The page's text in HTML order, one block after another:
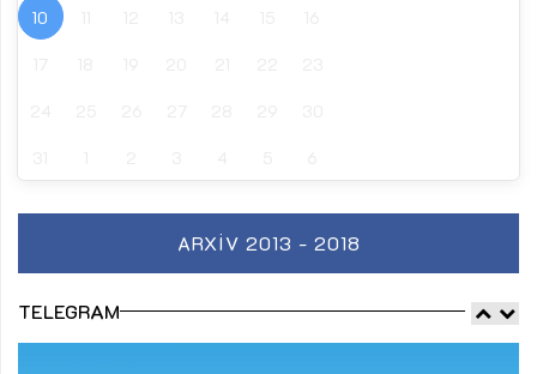
10
ARXIV 2013 - 2018
TELEGRAM